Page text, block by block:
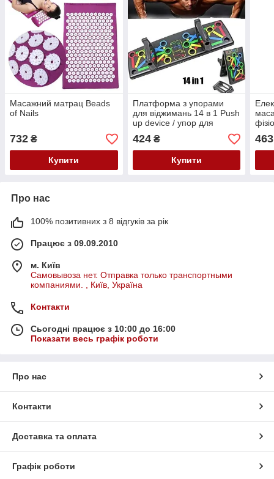
Масажний матрац Beads
of Nails
732 ₴
Купити
Платформа з упорами
для віджимань 14 в 1 Push
up device / упор для
віджимань
424₴
Купити
463
Про нас
100% позитивних з 8 відгуків за рік
Працює з 09.09.2010
м. Київ
Самовывоза нет. Отправка только транспортными
компаниями. , Київ, Україна
Контакти
Сьогодні працює з 10:00 до 16:00
Показати весь графік роботи
Про нас
Контакти
Доставка та оплата
Графік роботи